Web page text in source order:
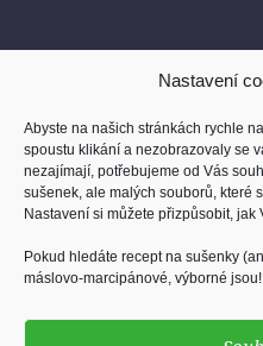
Nastavení
Abyste na našich stránkách rychle
spoustu klikání a nezobrazovaly se
nezajímají, potřebujeme od Vás
sušenek, ale malých souborů, které
Nastavení si můžete přizpůsobit, jak
Pokud hledáte recept na sušenky
máslovo-marcipánové, výborné jsou!
O